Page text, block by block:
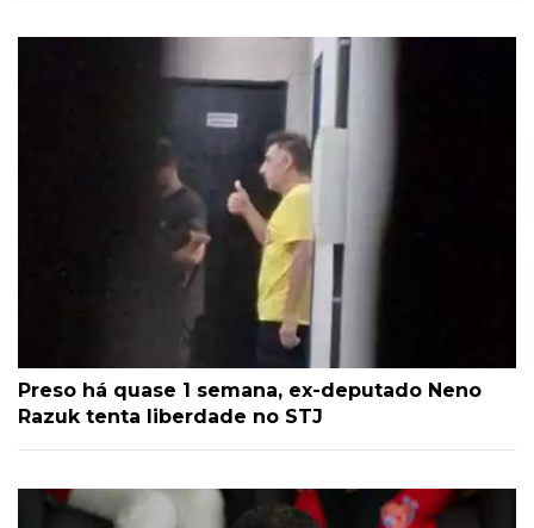
Preso há quase 1 semana, ex-deputado Neno
Razuk tenta liberdade no STJ